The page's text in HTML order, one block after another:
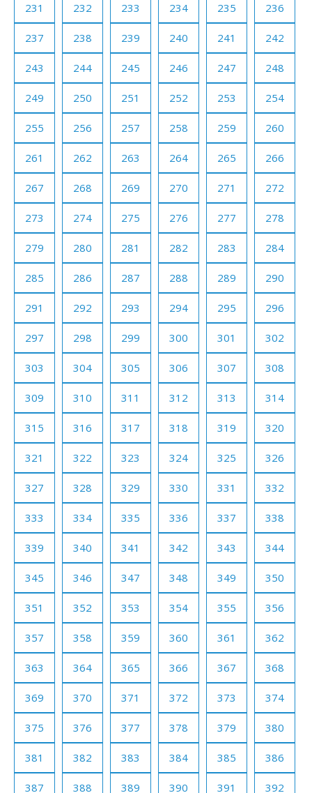
231 232 233 234 235 236
237 238 239 240 241 242
243 244 245 246 247 248
249 250 251 252 253 254
255 256 257 258 259 260
261 262 263 264 265 266
267 268 269 270 271 272
273 274 275 276 277 278
279 280 281 282 283 284
285 286 287 288 289 290
291 292 293 294 295 296
297 298 299 300 301 302
303 304 305 306 307 308
309 310 311 312 313 314
315 316 317 318 319 320
321 322 323 324 325 326
327 328 329 330 331 332
333 334 335 336 337 338
339 340 341 342 343 344
345 346 347 348 349 350
351 352 353 354 355 356
357 358 359 360 361 362
363 364 365 366 367 368
369 370 371 372 373 374
375 376 377 378 379 380
381 382 383 384 385 386
387 388 389 390 391 392